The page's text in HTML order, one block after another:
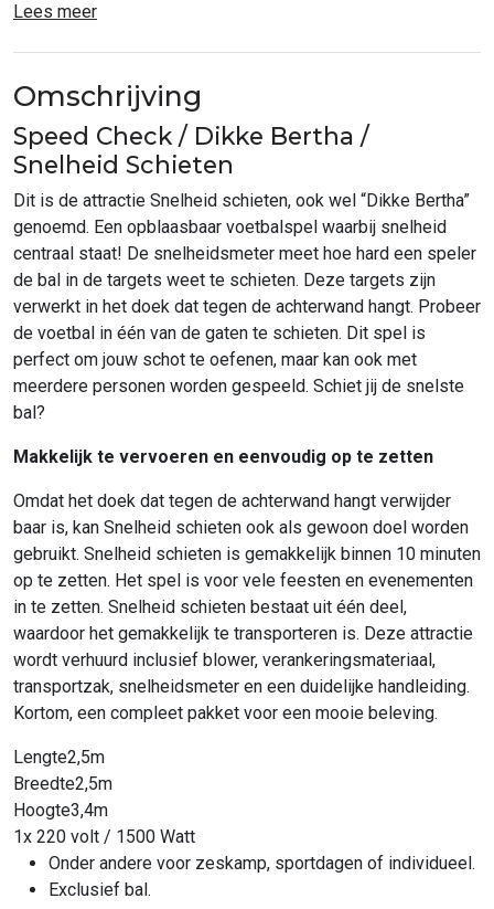
Lees meer
Omschrijving
Speed Check / Dikke Bertha /
Snelheid Schieten
Dit is de attractie Snelheid schieten, ook wel “Dikke Bertha”
genoemd. Een opblaasbaar voetbalspel waarbij snelheid
centraal staat! De snelheidsmeter meet hoe hard een speler
de bal in de targets weet te schieten. Deze targets zijn
verwerkt in het doek dat tegen de achterwand hangt. Probeer
de voetbal in één van de gaten te schieten. Dit spel is
perfect om jouw schot te oefenen, maar kan ook met
meerdere personen worden gespeeld. Schiet jij de snelste
bal?
Makkelijk te vervoeren en eenvoudig op te zetten
Omdat het doek dat tegen de achterwand hangt verwijder
baar is, kan Snelheid schieten ook als gewoon doel worden
gebruikt. Snelheid schieten is gemakkelijk binnen 10 minuten
op te zetten. Het spel is voor vele feesten en evenementen
in te zetten. Snelheid schieten bestaat uit één deel,
waardoor het gemakkelijk te transporteren is. Deze attractie
wordt verhuurd inclusief blower, verankeringsmateriaal,
transportzak, snelheidsmeter en een duidelijke handleiding.
Kortom, een compleet pakket voor een mooie beleving.
Lengte2,5m
Breedte2,5m
Hoogte3,4m
1x 220 volt / 1500 Watt
Onder andere voor zeskamp, sportdagen of individueel.
Exclusief bal.